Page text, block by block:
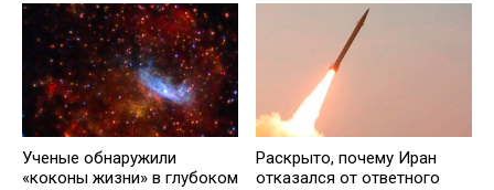
Ученые обнаружили
«коконы жизни» в глубоком
Раскрыто, почему Иран
отказался от ответного